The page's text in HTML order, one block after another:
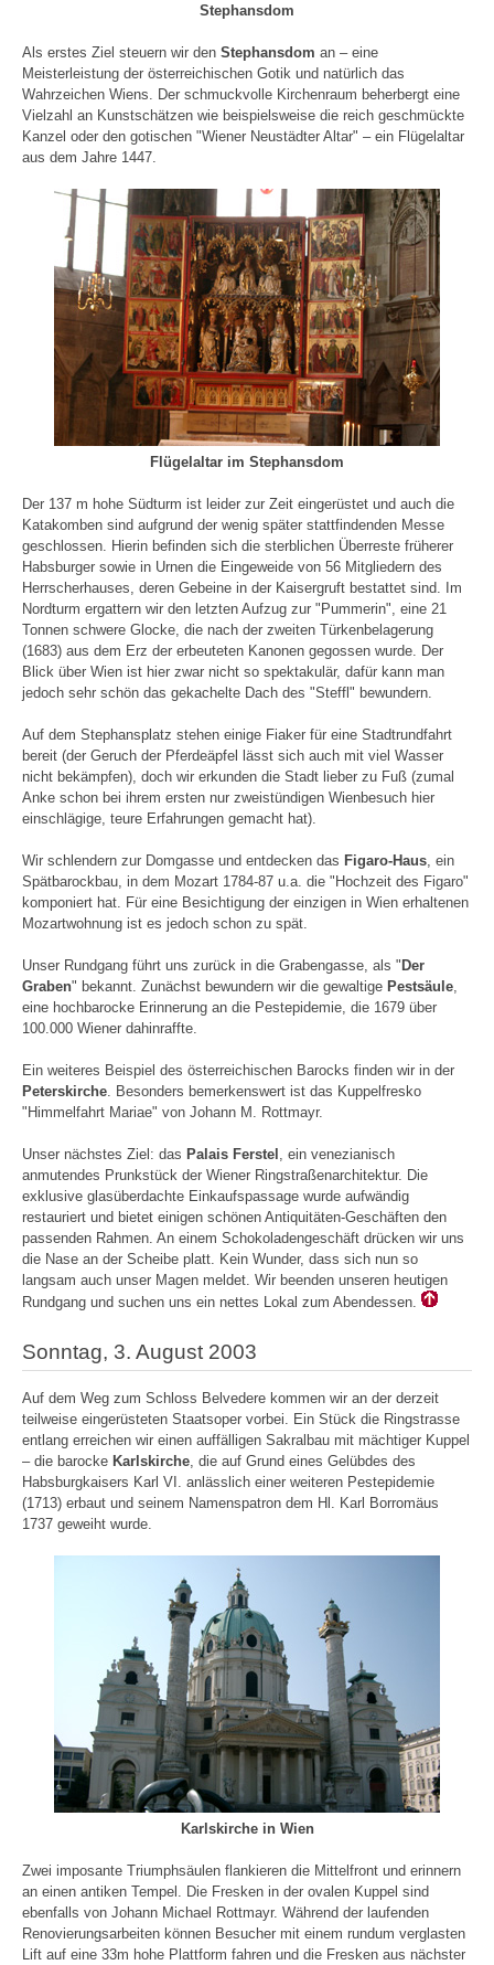
Stephansdom
Als erstes Ziel steuern wir den Stephansdom an – eine
Meisterleistung der österreichischen Gotik und natürlich das
Wahrzeichen Wiens. Der schmuckvolle Kirchenraum beherbergt eine
Vielzahl an Kunstschätzen wie beispielsweise die reich geschmückte
Kanzel oder den gotischen "Wiener Neustädter Altar" – ein Flügelaltar
aus dem Jahre 1447.
Flügelaltar im Stephansdom
Der 137 m hohe Südturm ist leider zur Zeit eingerüstet und auch die
Katakomben sind aufgrund der wenig später stattfindenden Messe
geschlossen. Hierin befinden sich die sterblichen Überreste früherer
Habsburger sowie in Urnen die Eingeweide von 56 Mitgliedern des
Herrscherhauses, deren Gebeine in der Kaisergruft bestattet sind. Im
Nordturm ergattern wir den letzten Aufzug zur "Pummerin", eine 21
Tonnen schwere Glocke, die nach der zweiten Türkenbelagerung
(1683) aus dem Erz der erbeuteten Kanonen gegossen wurde. Der
Blick über Wien ist hier zwar nicht so spektakulär, dafür kann man
jedoch sehr schön das gekachelte Dach des "Steffl" bewundern.
Auf dem Stephansplatz stehen einige Fiaker für eine Stadtrundfahrt
bereit (der Geruch der Pferdeäpfel lässt sich auch mit viel Wasser
nicht bekämpfen), doch wir erkunden die Stadt lieber zu Fuß (zumal
Anke schon bei ihrem ersten nur zweistündigen Wienbesuch hier
einschlägige, teure Erfahrungen gemacht hat).
Wir schlendern zur Domgasse und entdecken das Figaro-Haus, ein
Spätbarockbau, in dem Mozart 1784-87 u.a. die "Hochzeit des Figaro"
komponiert hat. Für eine Besichtigung der einzigen in Wien erhaltenen
Mozartwohnung ist es jedoch schon zu spät.
Unser Rundgang führt uns zurück in die Grabengasse, als " Der
Graben" bekannt. Zunächst bewundern wir die gewaltige Pestsäule,
eine hochbarocke Erinnerung an die Pestepidemie, die 1679 über
100.000 Wiener dahinraffte.
Ein weiteres Beispiel des österreichischen Barocks finden wir in der
Peterskirche. Besonders bemerkenswert ist das Kuppelfresko
"Himmelfahrt Mariae" von Johann M. Rottmayr.
Unser nächstes Ziel: das Palais Ferstel , ein venezianisch
anmutendes Prunkstück der Wiener Ringstraßenarchitektur. Die
exklusive glasüberdachte Einkaufspassage wurde aufwändig
restauriert und bietet einigen schönen Antiquitäten-Geschäften den
passenden Rahmen. An einem Schokoladengeschäft drücken wir uns
die Nase an der Scheibe platt. Kein Wunder, dass sich nun so
langsam auch unser Magen meldet. Wir beenden unseren heutigen
Rundgang und suchen uns ein nettes Lokal zum Abendessen.
Sonntag, 3. August 2003
Auf dem Weg zum Schloss Belvedere kommen wir an der derzeit
teilweise eingerüsteten Staatsoper vorbei. Ein Stück die Ringstrasse
entlang erreichen wir einen auffälligen Sakralbau mit mächtiger Kuppel
– die barocke Karlskirche , die auf Grund eines Gelübdes des
Habsburgkaisers Karl VI. anlässlich einer weiteren Pestepidemie
(1713) erbaut und seinem Namenspatron dem Hl. Karl Borromäus
1737 geweiht wurde.
Karlskirche in Wien
Zwei imposante Triumphsäulen flankieren die Mittelfront und erinnern
an einen antiken Tempel. Die Fresken in der ovalen Kuppel sind
ebenfalls von Johann Michael Rottmayr. Während der laufenden
Renovierungsarbeiten können Besucher mit einem rundum verglasten
Lift auf eine 33m hohe Plattform fahren und die Fresken aus nächster